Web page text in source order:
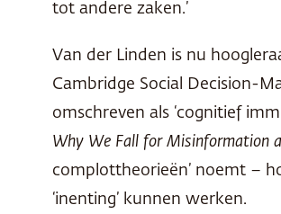
tot andere zaken.’
Van der Linden is nu
Cambridge Social Decision-
omschreven als ‘cognitief
Why We Fall for Misinformation
complottheorieën’ noemt –
‘inenting’ kunnen werken.